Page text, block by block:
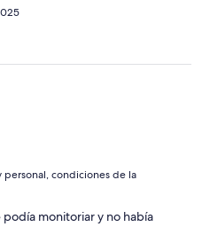
personal, condiciones de la
monitoriar y no había